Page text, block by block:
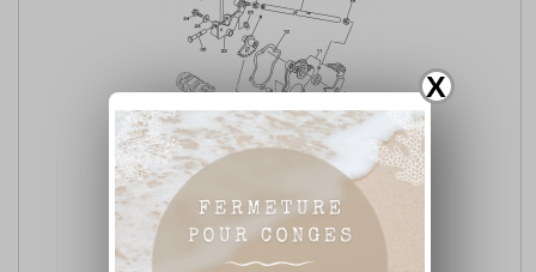
X
AXE DE SÉLECT. & PÉDALE
Détails du produit